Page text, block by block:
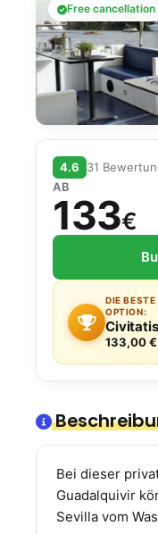
Free cancellation
4.6
31
AB
133€
DIE BESTE
OPTION:
Civitatis
133,00 €
Bei dieser
Guadalquivir
Sevilla vom